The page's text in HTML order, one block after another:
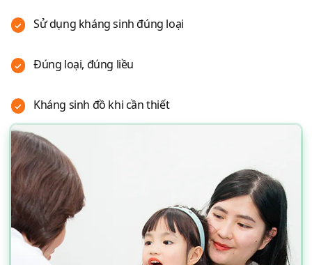
Sử dụng kháng sinh đúng loại
Đúng loại, đúng liều
Kháng sinh đồ khi cần thiết